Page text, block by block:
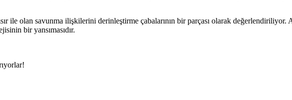
ile olan savunma ilişkilerini derinleştirme çabalarının bir parçası olarak değerlendiriliyor.
bir yansımasıdır.